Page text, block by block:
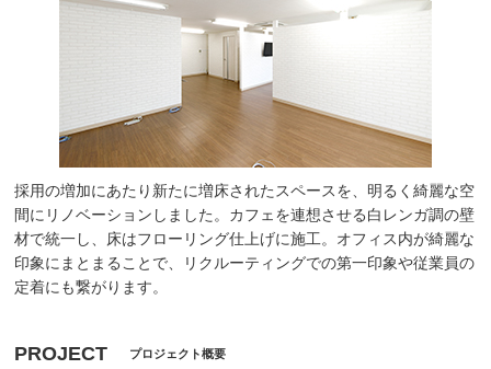
採用の増加にあたり新たに増床されたスペースを、明るく綺麗な空
間にリノベーションしました。カフェを連想させる白レンガ調の壁
材で統一し、床はフローリング仕上げに施工。オフィス内が綺麗な
印象にまとまることで、リクルーティングでの第一印象や従業員の
定着にも繋がります。
PROJECT プロジェクト概要